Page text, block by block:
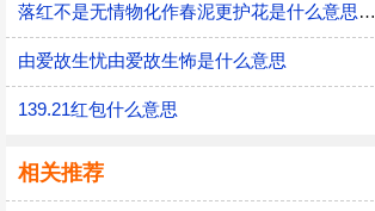
落红不是无情物化作春泥更护花是什么意思落红不是无情物化作春泥更护花是什么意思呢
由爱故生忧由爱故生怖是什么意思
139.21红包什么意思
相关推荐